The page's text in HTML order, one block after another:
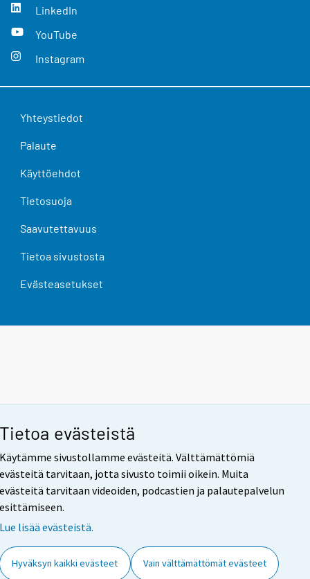
evästeistä
sivustollamme evästeitä. Välttämättömiä
tarvitaan, jotta sivusto toimii oikein. Muita
tarvitaan videoiden, podcastien ja palautepalvelun
lisää evästeistä.
Hyväksyn kaikki evästeet Vain välttämättömät evästeet
LinkedIn
YouTube
Instagram
Yhteystiedot
Palaute
Käyttöehdot
Tietosuoja
Saavutettavuus
Tietoa sivustosta
Evästeasetukset